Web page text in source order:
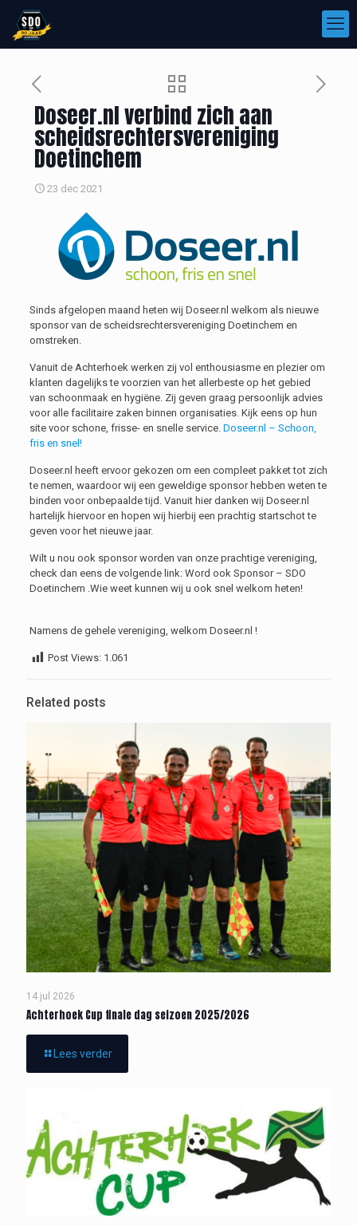
Doseer.nl verbind zich aan
scheidsrechtersvereniging
Doetinchem
23 dec 2021
Sinds afgelopen maand heten wij Doseer.nl welkom als nieuwe
sponsor van de scheidsrechtersvereniging Doetinchem en
omstreken.
Vanuit de Achterhoek werken zij vol enthousiasme en plezier om
klanten dagelijks te voorzien van het allerbeste op het gebied
van schoonmaak en hygiëne. Zij geven graag persoonlijk advies
voor alle facilitaire zaken binnen organisaties. Kijk eens op hun
site voor schone, frisse- en snelle service. Doseer.nl – Schoon,
fris en snel!
Doseer.nl heeft ervoor gekozen om een compleet pakket tot zich
te nemen, waardoor wij een geweldige sponsor hebben weten te
binden voor onbepaalde tijd. Vanuit hier danken wij Doseer.nl
hartelijk hiervoor en hopen wij hierbij een prachtig startschot te
geven voor het nieuwe jaar.
Wilt u nou ook sponsor worden van onze prachtige vereniging,
check dan eens de volgende link: Word ook Sponsor – SDO
Doetinchem .Wie weet kunnen wij u ook snel welkom heten!
Namens de gehele vereniging, welkom Doseer.nl !
Post Views: 1.061
Related posts
14 jul 2026
Achterhoek Cup finale dag seizoen 2025/2026
Lees verder